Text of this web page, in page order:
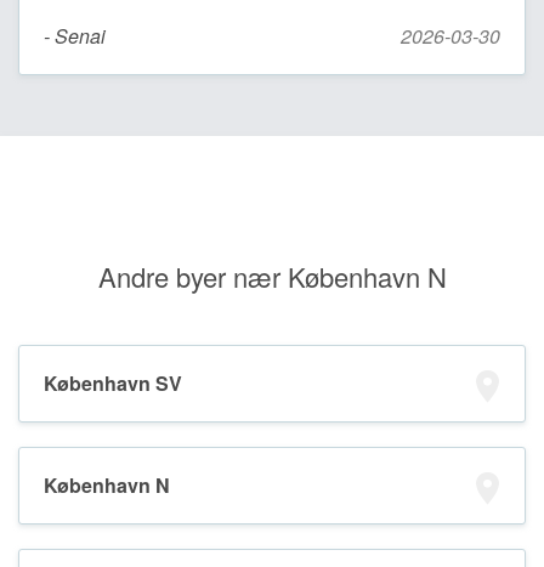
- Senai
2026-03-30
Andre byer nær København N
København SV
København N